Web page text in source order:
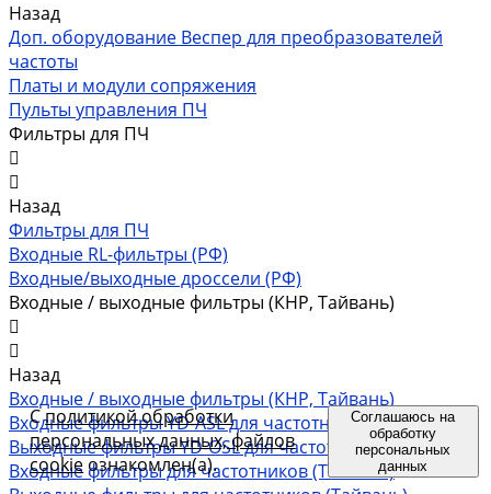
Назад
Доп. оборудование Веспер для преобразователей
частоты
Платы и модули сопряжения
Пульты управления ПЧ
Фильтры для ПЧ
Назад
Фильтры для ПЧ
Входные RL-фильтры (РФ)
Входные/выходные дроссели (РФ)
Входные / выходные фильтры (КНР, Тайвань)
Назад
Входные / выходные фильтры (КНР, Тайвань)
Входные фильтры YD-ASL для частотников (КНР)
Выходные фильтры YD-OSL для частотников (КНР)
Входные фильтры для частотников (Тайвань)
Сполитикой обработки
персональных данных, файлов
cookie ознакомлен(а).
Соглашаюсь на
обработку
персональных
данных